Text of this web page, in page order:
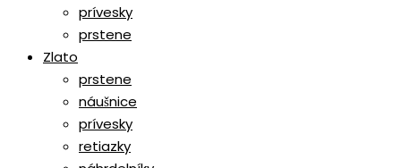
prívesky
prstene
Zlato
prstene
náušnice
prívesky
retiazky